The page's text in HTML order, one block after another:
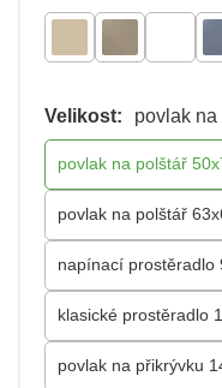
Velikost: povlak
povlak na polštář
povlak na polštář
napínací prostěradlo
klasické prostěradlo
povlak na přikrývku